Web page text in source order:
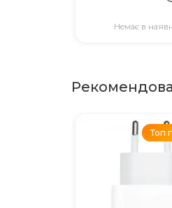
Немає в
Топ